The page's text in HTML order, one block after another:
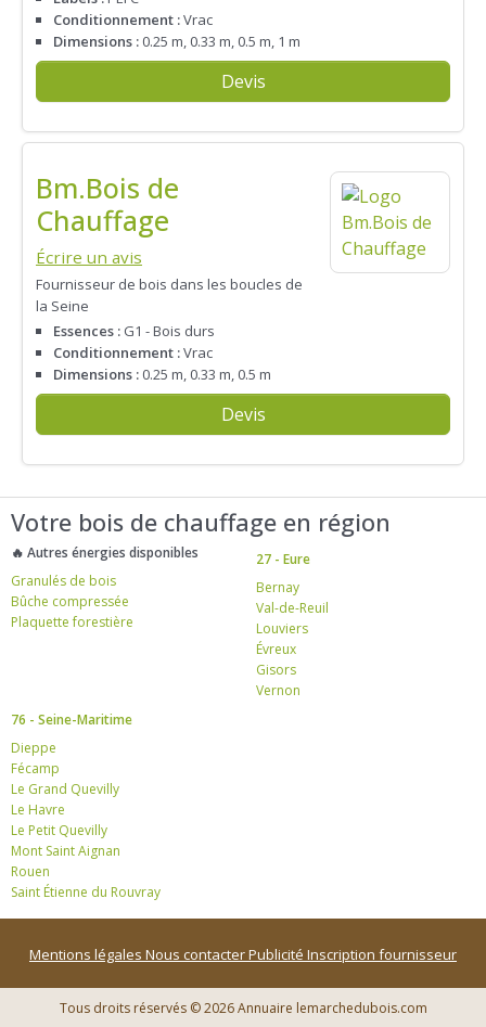
Conditionnement :Vrac
Dimensions : 0.25 m, 0.33 m, 0.5 m, 1 m
Devis
Bm.Bois de
Chauffage
Écrire un avis
Fournisseur de bois dans les boucles de
la Seine
Essences : G1 - Bois durs
Conditionnement :Vrac
Dimensions : 0.25 m, 0.33 m, 0.5 m
Devis
Votre bois de chauffage en région
🔥 Autres énergies disponibles
Granulés de bois
Bûche compressée
Plaquette forestière
27 - Eure
Bernay
Val-de-Reuil
Louviers
Évreux
Gisors
Vernon
76 - Seine-Maritime
Dieppe
Fécamp
Le Grand Quevilly
Le Havre
Le Petit Quevilly
Mont Saint Aignan
Rouen
Saint Étienne du Rouvray
Mentions légales Nous contacterPublicité Inscription fournisseur
Tous droits réservés © 2026 Annuaire lemarchedubois.com